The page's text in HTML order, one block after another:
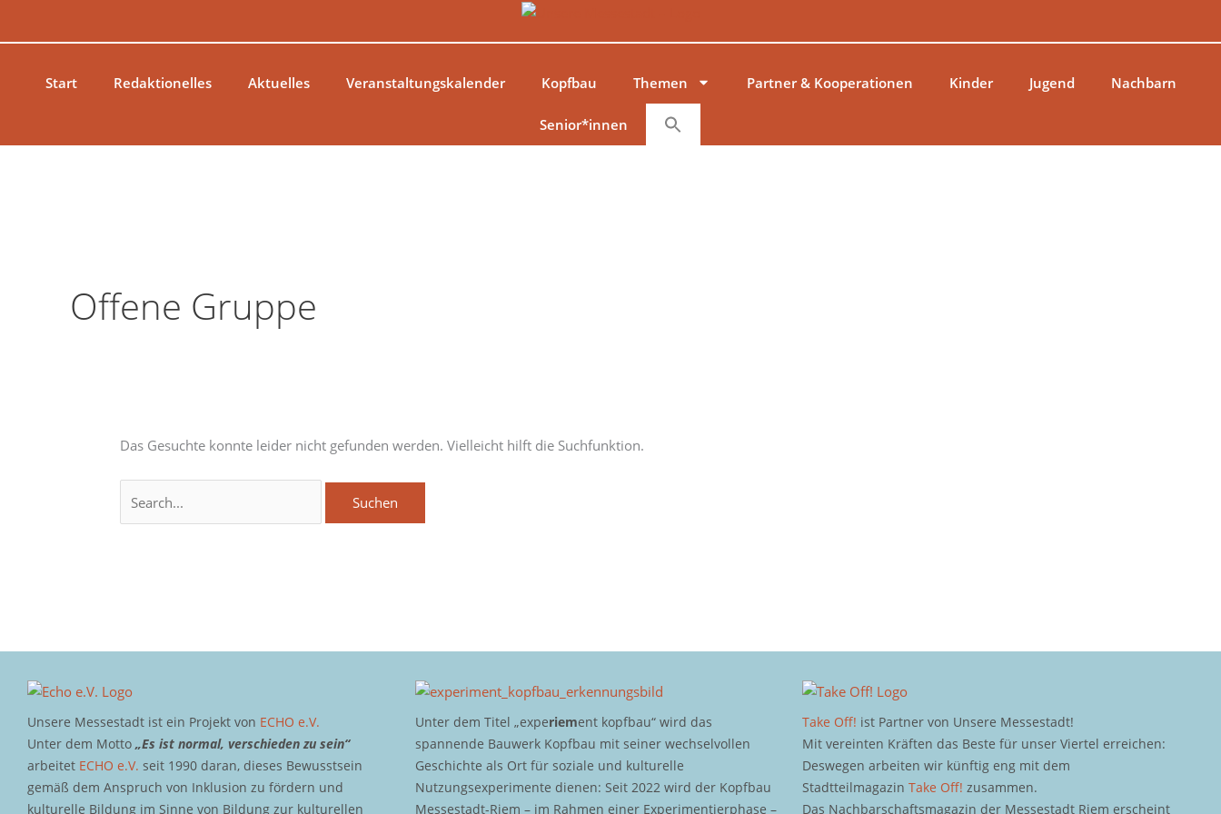
Start
Redaktionelles Aktuelles Veranstaltungskalender Kopfbau Themen Partner & Kooperationen Kinder Jugend Nachbarn
Senior*innen
Offene Gruppe
Das Gesuchte konnte leider nicht gefunden werden. Vielleicht hilft die Suchfunktion.
Unsere Messestadt ist ein Projekt von ECHO e.V.
Unter dem Motto „Es ist normal, verschieden zu sein“
arbeitet ECHO e.V. seit 1990 daran, dieses Bewusstsein
gemäß dem Anspruch von Inklusion zu fördern und
kulturelle Bildung im Sinne von Bildung zur kulturellen
Unter dem Titel „experiement kopfbau“ wird das
spannende Bauwerk Kopfbau mit seiner wechselvollen
Geschichte als Ort für soziale und kulturelle
Nutzungsexperimente dienen: Seit 2022 wird der Kopfbau
Messestadt-Riem – im Rahmen einer Experimentierphase –
Take Off! ist Partner von Unsere Messestadt!
Mit vereinten Kräften das Beste für unser Viertel erreichen:
Deswegen arbeiten wir künftig eng mit dem
StadtteilmagazinTake Off! zusammen.
Das Nachbarschaftsmagazin der Messestadt Riem erscheint